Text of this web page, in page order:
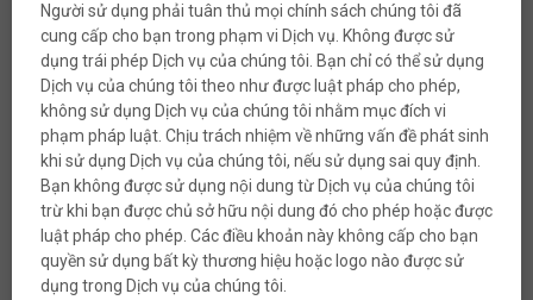
Login
Người sử dụng phải tuân thủ mọi chính sách chúng tôi đã
cung cấp cho bạn trong phạm vi Dịch vụ. Không được sử
dụng trái phép Dịch vụ của chúng tôi. Bạn chỉ có thể sử dụng
Dịch vụ của chúng tôi theo như được luật pháp cho phép,
không sử dụng Dịch vụ của chúng tôi nhằm mục đích vi
phạm pháp luật. Chịu trách nhiệm về những vấn đề phát sinh
khi sử dụng Dịch vụ của chúng tôi, nếu sử dụng sai quy định.
Bạn không được sử dụng nội dung từ Dịch vụ của chúng tôi
trừ khi bạn được chủ sở hữu nội dung đó cho phép hoặc được
luật pháp cho phép. Các điều khoản này không cấp cho bạn
quyền sử dụng bất kỳ thương hiệu hoặc logo nào được sử
dụng trong Dịch vụ của chúng tôi.